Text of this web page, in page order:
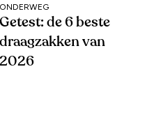
ONDERWEG
Getest: de 6 beste
draagzakken van
2026